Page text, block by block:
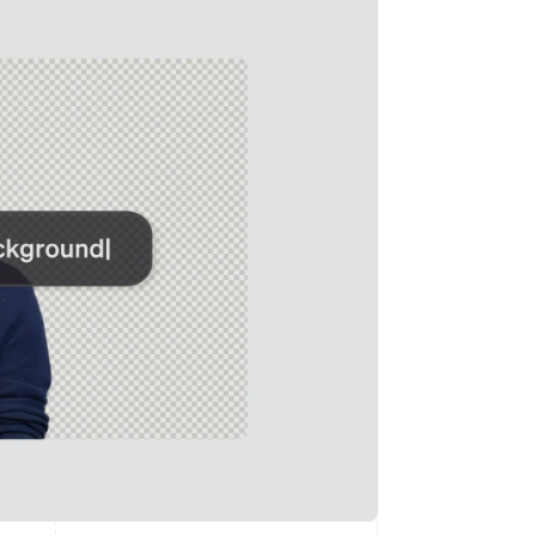
Stripe-Sessions 2026
Erfahren Sie, wie Stripe
Lösungen für die
Wirtschaftsinfrastruktur
für KI aufbaut.
Jetzt ansehen